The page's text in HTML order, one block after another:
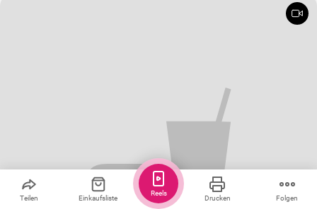
Teilen Einkaufsliste Drucken Folgen
Reels